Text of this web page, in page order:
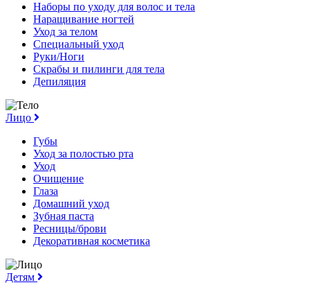
Наборы по уходу для волос и тела
Наращивание ногтей
Уход за телом
Специальный уход
Руки/Ноги
Скрабы и пилинги для тела
Депиляция
Лицо
Губы
Уход за полостью рта
Уход
Очищение
Глаза
Домашний уход
Зубная паста
Ресницы/брови
Декоративная косметика
Детям